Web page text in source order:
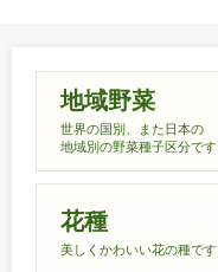
地域野菜
世界の国別、また日本の
地域別の野菜種子区分です
花種
美しくかわいい花の種です